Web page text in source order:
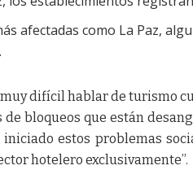
afectadas como La Paz,
muy difícil hablar de turismo
bloqueos que están
iniciado estos problemas
hotelero exclusivamente”.